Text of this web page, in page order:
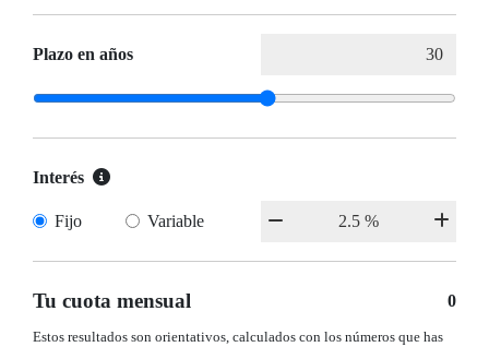
Plazo en años
Interés
Fijo Variable
Tu cuota mensual 0
Estos resultados son orientativos, calculados con los números que has